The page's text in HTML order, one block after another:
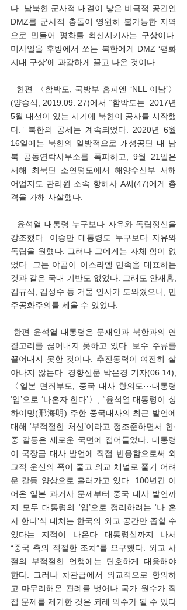
다. 남북한 군사적 대결이 낳은 비극적 공간인
DMZ를 군사적 충돌이 영원히 불가능한 지역
으로 만들어 평화를 확산시키자는 구상이다.
미사일을 후방에서 쏘는 북한에게 DMZ ‘평화
지대 구상’에 과감하게 끌고 나온 것이다.
(양승식, 2019.09. 27)에서 “함박도는  2017년
5월 대선이 있는 시기에 북한이 공사를 시작했
다.” 북한의 공세는 계속되었다. 2020년 6월
16일에는 북한의 일방적으로 개성공단 내 남
북 공동연락사무소를 폭파하고, 9월 21일은
서해 최북단 소연평도에서 해양수산부 서해
어업지도 관리원 소속 항해사 A씨(47)에게 총
격을 가해 사살했다.
강조했다. 이승만 대통령도 누구보다 자유와
독립을 원헀다. 그러나 그에게는 자체 힘이 없
었다. 그는 야곱이 이스라엘 민족을 대표하는
것과 같은 국내 기반도 없었다. 그래도 안재홍,
김규식, 김성수 등 거물 인사가 도와줬으니, 민
주공화주의를 세울 수 있었다.
결고리를 끊어내지 못하고 있다. 보수 주류를
끌어내지 못한 것이다. 추진동력이 여전히 살
아나지 않는다. 경향신문 박은경 기자(06.14),
〈일본 면죄부도, 중국 대사 항의도···대통령
‘입’으로 ‘나혼자 한다’〉, “윤석열 대통령이 싱
하이밍(邢海明) 주한 중국대사의 최근 발언에
대해 ‘부적절한 처신’이라고 정조준하면서 한·
중 갈등은 새로운 국면에 접어들었다. 대통령
이 국장급 대사 발언에 직접 반응함으로써 외
교적 운신의 폭이 줄고 외교 채널로 풀기 어려
운 갈등 양상으로 흘러가고 있다. 100년간 이
어온 일본 과거사 문제부터 중국 대사 발언까
지 모두 대통령의 ‘입’으로 정리하려는 ‘나 혼
자 한다’식 대처는 한국의 외교 공간만 좁힐 수
있다는 지적이 나온다...대통령실까지 나서
“중국 측의 적절한 조치”를 요구했다. 외교 사
절의 부적절한 언행에는 단호하게 대응해야
한다. 그러나 차관급에서 외교적으로 항의하
고 마무리해온 관례를 벗어나 국가 원수가 직
접 문제를 제기한 것은 되레 악수가 될 수 있다